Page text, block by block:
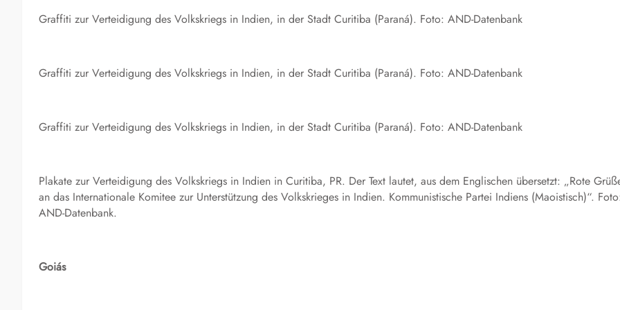
Graffiti zur Verteidigung des Volkskriegs in Indien, in der Stadt Curitiba (Paraná). Foto: AND-Datenbank
Graffiti zur Verteidigung des Volkskriegs in Indien, in der Stadt Curitiba (Paraná). Foto: AND-Datenbank
Graffiti zur Verteidigung des Volkskriegs in Indien, in der Stadt Curitiba (Paraná). Foto: AND-Datenbank
Plakate zur Verteidigung des Volkskriegs in Indien in Curitiba, PR. Der Text lautet, aus dem Englischen übersetzt: „Rote
an das Internationale Komitee zur Unterstützung des Volkskrieges in Indien. Kommunistische Partei Indiens (Maoistisch)“.
AND-Datenbank.
Goiás